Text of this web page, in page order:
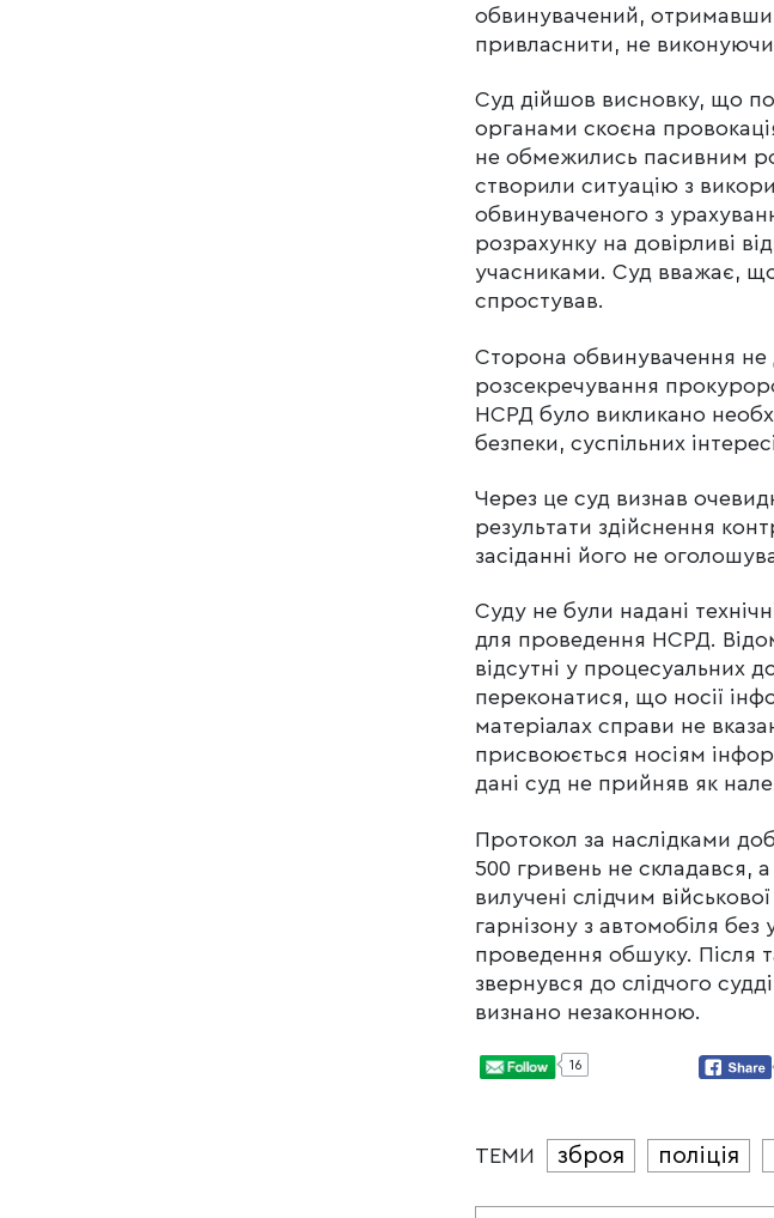
обвинувачений, отримавши
привласнити, не виконуючи
Суд дійшов висновку, що
органами скоєна
не обмежились пасивним
створили ситуацію з
обвинуваченого з
розрахунку на довірливі
учасниками. Суд вважає,
спростував.
Сторона обвинувачення
розсекречування
НСРД було викликано
безпеки, суспільних
Через це суд визнав
результати здійснення
засіданні його не
Суду не були надані
для проведення НСРД.
відсутні у процесуальних
переконатися, що носії
матеріалах справи не
присвоюється носіям
дані суд не прийняв як
Протокол за наслідками
500 гривень не складався,
вилучені слідчим
гарнізону з автомобіля без
проведення обшуку. Після
звернувся до слідчого
визнано незаконною.
16
ТЕМИ зброя поліція